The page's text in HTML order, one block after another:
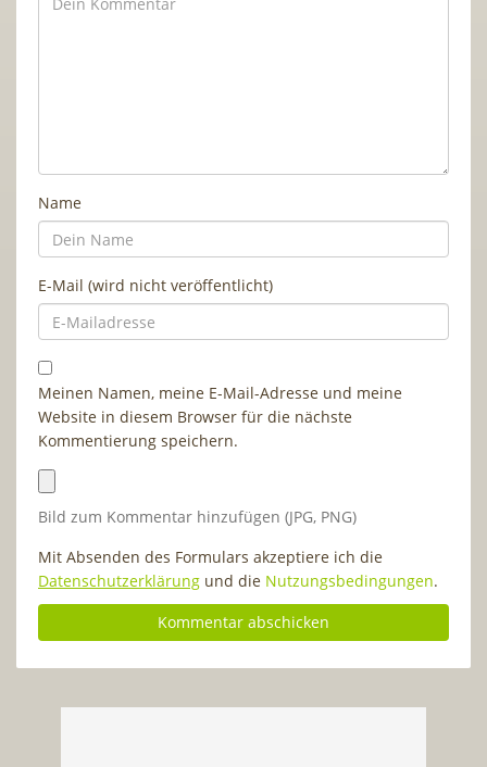
Name
E-Mail (wird nicht veröffentlicht)
Meinen Namen, meine E-Mail-Adresse und meine
Website in diesem Browser für die nächste
Kommentierung speichern.
Bild zum Kommentar hinzufügen (JPG, PNG)
Mit Absenden des Formulars akzeptiere ich die
Datenschutzerklärung und die Nutzungsbedingungen.